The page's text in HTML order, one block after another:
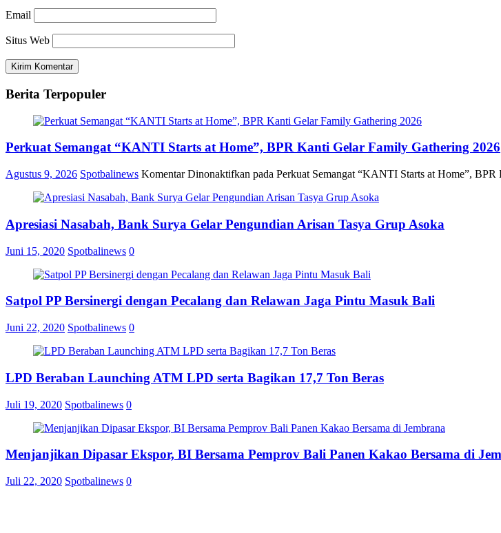
Email
Situs Web
Berita Terpopuler
Perkuat Semangat “KANTI Starts at Home”, BPR Kanti Gelar Family Gathering 2026
Agustus 9, 2026 Spotbalinews Komentar Dinonaktifkan pada Perkuat Semangat “KANTI Starts at Home”,
Apresiasi Nasabah, Bank Surya Gelar Pengundian Arisan Tasya Grup Asoka
Juni 15, 2020 Spotbalinews 0
Satpol PP Bersinergi dengan Pecalang dan Relawan Jaga Pintu Masuk Bali
Juni 22, 2020 Spotbalinews 0
LPD Beraban Launching ATM LPD serta Bagikan 17,7 Ton Beras
Juli 19, 2020 Spotbalinews 0
Menjanjikan Dipasar Ekspor, BI Bersama Pemprov Bali Panen Kakao Bersama di
Juli 22, 2020 Spotbalinews 0